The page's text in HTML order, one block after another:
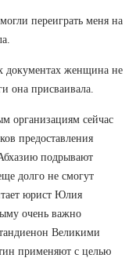
переиграть меня на
документах женщина не
она присваивала.
организациям сейчас
предоставления
подрывают
долго не смогут
юрист Юлия
очень важно
Великими
применяют с целью